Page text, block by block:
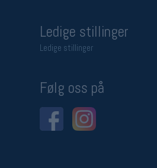
Ledige stillinger
Ledige stillinger
Følg oss på